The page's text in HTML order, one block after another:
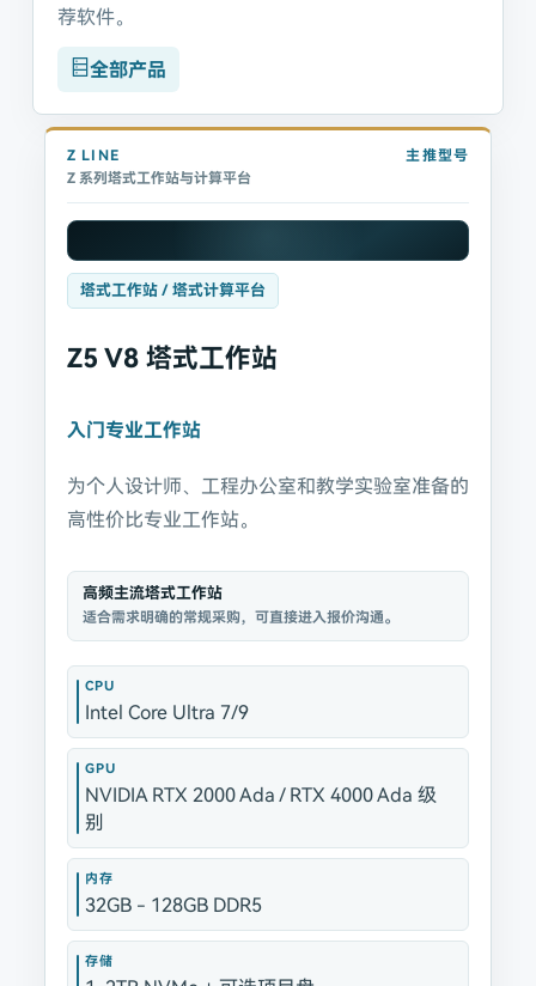
荐软件。
全部产品
Z LINE
Z 系列塔式工作站与计算平台
主推型号
塔式工作站 / 塔式计算平台
Z5 V8 塔式工作站
入门专业工作站
为个人设计师、工程办公室和教学实验室准备的
高性价比专业工作站。
高频主流塔式工作站
适合需求明确的常规采购，可直接进入报价沟通。
CPU
Intel Core Ultra 7/9
GPU
NVIDIA RTX 2000 Ada / RTX 4000 Ada 级
别
内存
32GB - 128GB DDR5
存储